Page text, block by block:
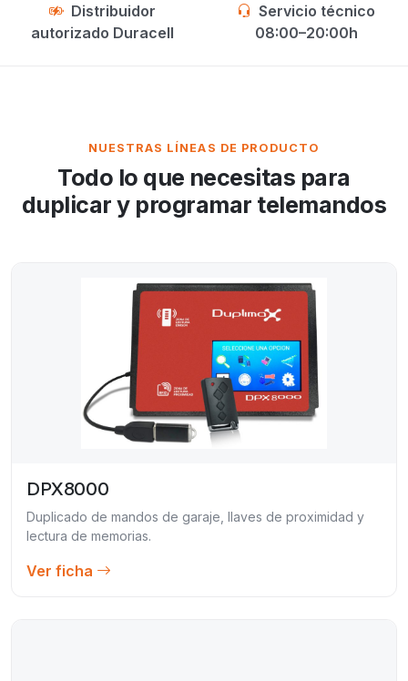
Distribuidor
autorizado Duracell
Servicio técnico
08:00–20:00h
NUESTRAS LÍNEAS DE PRODUCTO
Todo lo que necesitas para
duplicar y programar telemandos
DPX8000
Duplicado de mandos de garaje, llaves de proximidad y
lectura de memorias.
Ver ficha